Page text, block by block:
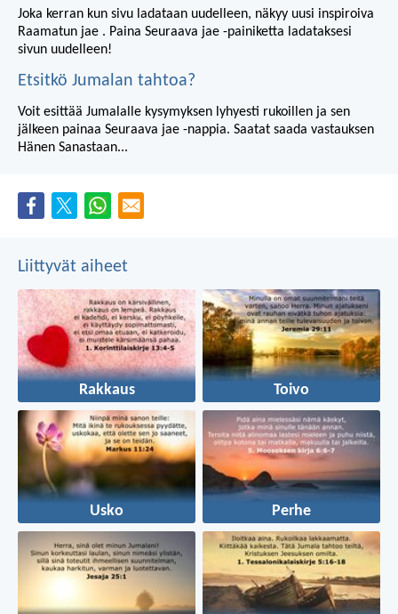
Joka kerran kun sivu ladataan uudelleen, näkyy uusi inspiroiva
Raamatun jae . Paina Seuraava jae -painiketta ladataksesi
sivun uudelleen!
Etsitkö Jumalan tahtoa?
Voit esittää Jumalalle kysymyksen lyhyesti rukoillen ja sen
jälkeen painaa Seuraava jae -nappia. Saatat saada vastauksen
Hänen Sanastaan...
Liittyvät aiheet
Rakkaus Toivo
Usko Perhe